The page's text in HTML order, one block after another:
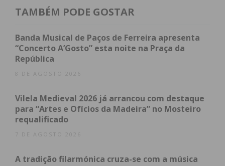
fornecimento de energia na zona, indica a empresa,
de 20 locais de consumo, que passam a estar
alimentados por esta nova infraestrutura.
O novo PTD cabine baixa tem uma potência de 250
180 metros, 130 dos quais são subterrâneos. Em
relação à rede de Baixa Tensão (BT) efetuou-se um
reforço de 100 metros de rede para permitir a
TAMBÉM PODE GOSTAR
Banda Musical de Paços de Ferreira apresenta
“Concerto A’Gosto” esta noite na Praça da
República
8 DE AGOSTO 2026
Vilela Medieval 2026 já arrancou com destaque
para “Artes e Ofícios da Madeira” no Mosteiro
requalificado
7 DE AGOSTO 2026
A tradição filarmónica cruza-se com a música